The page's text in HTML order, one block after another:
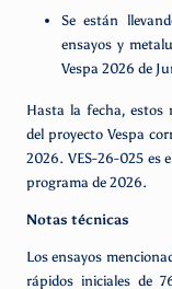
Se están
ensayos y
Vespa 2026 de
Hasta la fecha, estos
del proyecto Vespa
2026. VES-26-025 es
programa de 2026.
Notas técnicas
Los ensayos
rápidos iniciales de